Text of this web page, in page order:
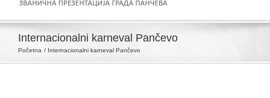
Internacionalni karneval Pančevo
Početna Internacionalni karneval Pančevo